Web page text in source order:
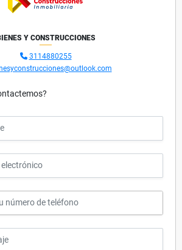
Y CONSTRUCCIONES
3114880255